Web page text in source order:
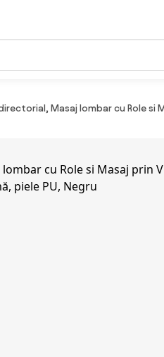
Masaj lombar cu Role si